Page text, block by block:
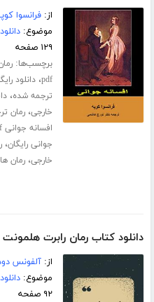
از:فرانسوا
موضوع:
۱۲۹ صفحه
برچسب‌ها:
pdf،دانلود
ترجمه شده،
خارجی،رمان
افسانه جوانی pdf
جوانی رایگان،
خارجی،رمان
دانلود کتاب رمان رابرت هلمونت
از:آلفونس
موضوع:
۹۲ صفحه